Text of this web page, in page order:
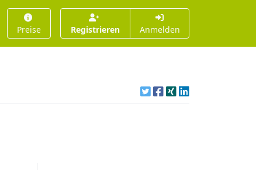
Preise Registrieren Anmelden